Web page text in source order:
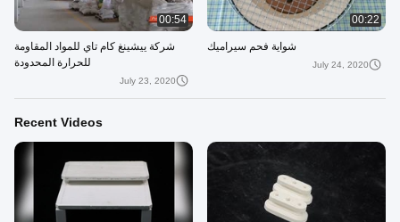
00:22
شواية فحم سيراميك
July 24, 2020
00:54
شركة ييشينغ كام تاي للمواد المقاومة
للحرارة المحدودة
July 23, 2020
Recent Videos